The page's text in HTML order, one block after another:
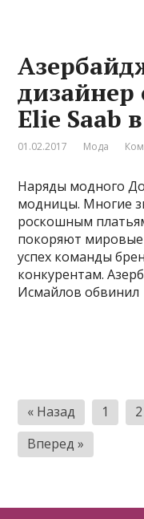
Elie Saab
01.02.2017 Мода
Наряды модного
модницы. Многие
роскошным
покоряют
успех команды
конкурентам.
Исмайлов обвинил
записей
« Назад 1 2
Вперед »